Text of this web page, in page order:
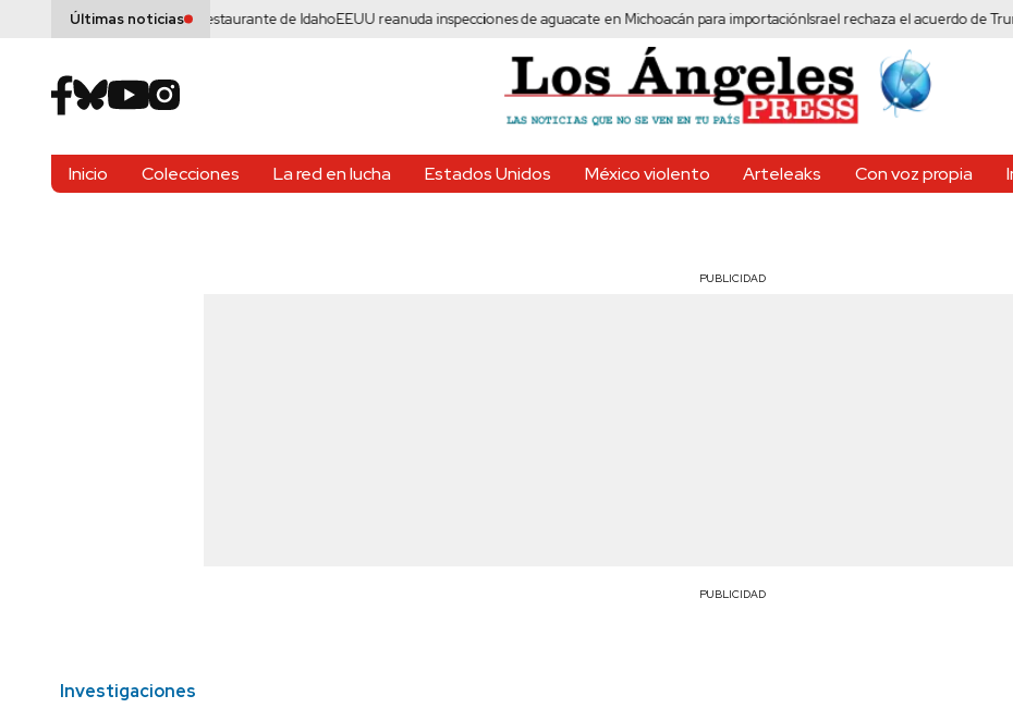
Últimas noticias
tiroteo masivo en restaurante de IdahoEEUU reanuda inspecciones de aguacate en Michoacán para importaciónIsrael rechaza el acuerdo de Trump para
Inicio Colecciones La red en lucha Estados Unidos México violento Arteleaks Con voz propia
PUBLICIDAD
PUBLICIDAD
Investigaciones